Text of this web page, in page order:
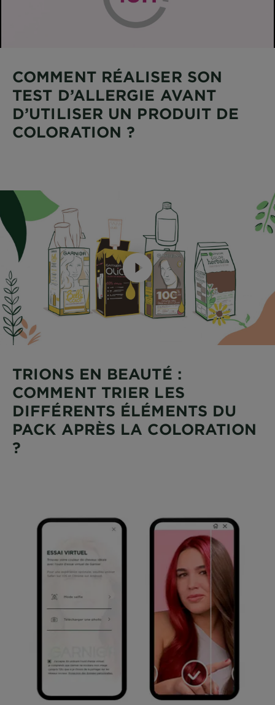
COMMENT RÉALISER SON
TEST D’ALLERGIE AVANT
D’UTILISER UN PRODUIT DE
COLORATION ?
TRIONS EN BEAUTÉ :
COMMENT TRIER LES
DIFFÉRENTS ÉLÉMENTS DU
PACK APRÈS LA COLORATION
?